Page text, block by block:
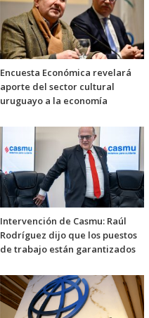
Encuesta Económica revelará
aporte del sector cultural
uruguayo a la economía
Intervención de Casmu: Raúl
Rodríguez dijo que los puestos
de trabajo están garantizados